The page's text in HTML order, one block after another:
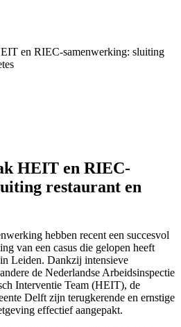
en RIEC-samenwerking: sluiting
HEIT en RIEC-
restaurant en
hebben recent een succesvol
van een casus die gelopen heeft
Leiden. Dankzij intensieve
de Nederlandse Arbeidsinspectie
Interventie Team (HEIT), de
Delft zijn terugkerende en ernstige
effectief aangepakt.